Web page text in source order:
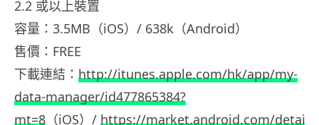
2.2 或以上裝置
容量：3.5MB（iOS）/ 638k（Android）
售價：FREE
下載連結： http://itunes.apple.com/hk/app/my-
data-manager/id477865384?
mt=8 （iOS）/ https://market.android.com/